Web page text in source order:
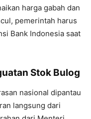
harga gabah dan
pemerintah harus
Bank Indonesia saat
Stok Bulog
nasional dipantau
langsung dari